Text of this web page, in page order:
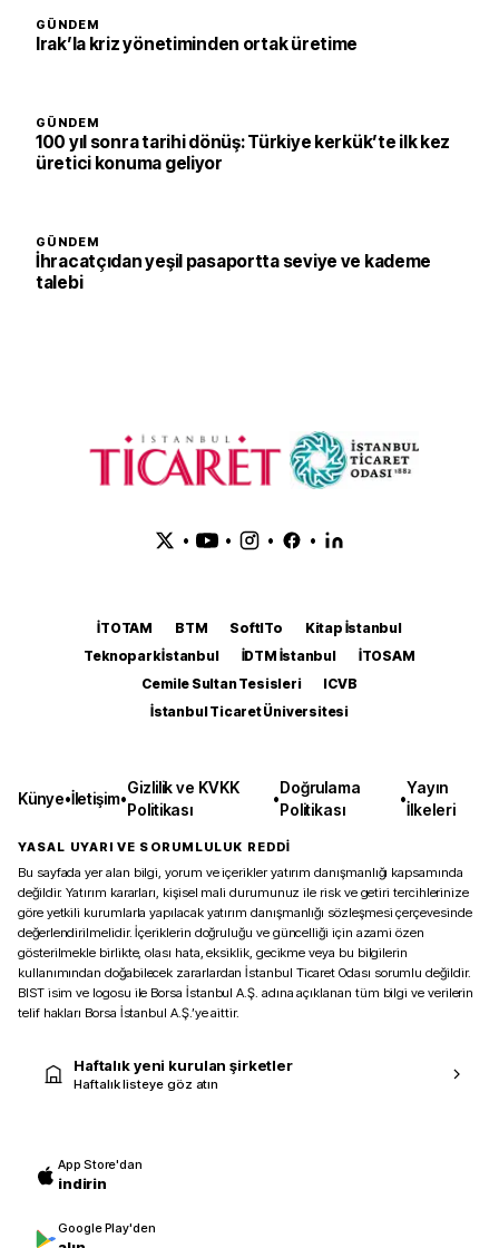
GÜNDEM
Irak’la kriz yönetiminden ortak üretime
GÜNDEM
100 yıl sonra tarihi dönüş: Türkiye kerkük’te ilk kez
üretici konuma geliyor
GÜNDEM
İhracatçıdan yeşil pasaportta seviye ve kademe
talebi
• • • •
İTOTAM BTM SoftITo
Kitap İstanbul
Teknopark İstanbul
İDTM İstanbul
İTOSAM
Cemile Sultan Tesisleri
ICVB
İstanbul Ticaret Üniversitesi
Künye•İletişim•
Gizlilik ve KVKK
Politikası
•
Doğrulama
Politikası
•
Yayın
İlkeleri
YASAL UYARI VE SORUMLULUK REDDİ
Bu sayfada yer alan bilgi, yorum ve içerikler yatırım danışmanlığı kapsamında
değildir. Yatırım kararları, kişisel mali durumunuz ile risk ve getiri tercihlerinize
göre yetkili kurumlarla yapılacak yatırım danışmanlığı sözleşmesi çerçevesinde
değerlendirilmelidir. İçeriklerin doğruluğu ve güncelliği için azami özen
gösterilmekle birlikte, olası hata, eksiklik, gecikme veya bu bilgilerin
kullanımından doğabilecek zararlardan İstanbul Ticaret Odası sorumlu değildir.
BIST isim ve logosu ile Borsa İstanbul A.Ş. adına açıklanan tüm bilgi ve verilerin
telif hakları Borsa İstanbul A.Ş.’ye aittir.
Haftalık yeni kurulan şirketler
Haftalık listeye göz atın
App Store'dan
indirin
Google Play'den